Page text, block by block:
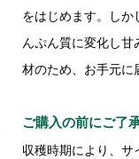
をはじめます。し
んぷん質に変化し
材のため、お手元に
ご購入の前にご了
収穫時期により、